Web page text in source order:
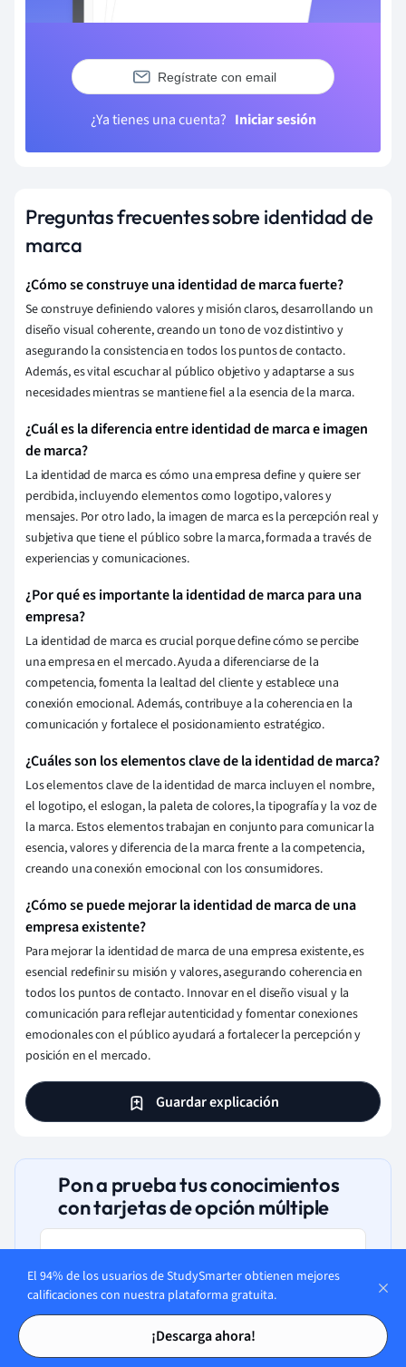
Tarjetas de estudio
Tarjetas de estudio
Regístrate con email
¿Ya tienes una cuenta? Iniciar sesión
Preguntas frecuentes sobre identidad de
marca
¿Cómo se construye una identidad de marca fuerte?
Se construye definiendo valores y misión claros, desarrollando un
diseño visual coherente, creando un tono de voz distintivo y
asegurando la consistencia en todos los puntos de contacto.
Además, es vital escuchar al público objetivo y adaptarse a sus
necesidades mientras se mantiene fiel a la esencia de la marca.
¿Cuál es la diferencia entre identidad de marca e imagen
de marca?
La identidad de marca es cómo una empresa define y quiere ser
percibida, incluyendo elementos como logotipo, valores y
mensajes. Por otro lado, la imagen de marca es la percepción real y
subjetiva que tiene el público sobre la marca, formada a través de
experiencias y comunicaciones.
¿Por qué es importante la identidad de marca para una
empresa?
La identidad de marca es crucial porque define cómo se percibe
una empresa en el mercado. Ayuda a diferenciarse de la
competencia, fomenta la lealtad del cliente y establece una
conexión emocional. Además, contribuye a la coherencia en la
comunicación y fortalece el posicionamiento estratégico.
¿Cuáles son los elementos clave de la identidad de marca?
Los elementos clave de la identidad de marca incluyen el nombre,
el logotipo, el eslogan, la paleta de colores, la tipografía y la voz de
la marca. Estos elementos trabajan en conjunto para comunicar la
esencia, valores y diferencia de la marca frente a la competencia,
creando una conexión emocional con los consumidores.
¿Cómo se puede mejorar la identidad de marca de una
empresa existente?
Para mejorar la identidad de marca de una empresa existente, es
esencial redefinir su misión y valores, asegurando coherencia en
todos los puntos de contacto. Innovar en el diseño visual y la
comunicación para reflejar autenticidad y fomentar conexiones
emocionales con el público ayudará a fortalecer la percepción y
posición en el mercado.
Guardar explicación
Pon a prueba tus conocimientos
con tarjetas de opción múltiple
¿Qué es crucial para una identidad
de marca eficaz?
El 94% de los usuarios de StudySmarter obtienen mejores
calificaciones con nuestra plataforma gratuita.
¡Descarga ahora!